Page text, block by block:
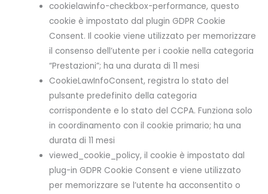
cookielawinfo-checkbox-performance, questo
cookie è impostato dal plugin GDPR Cookie
Consent. Il cookie viene utilizzato per memorizzare
il consenso dell’utente per i cookie nella categoria
“Prestazioni”; ha una durata di 11 mesi
CookieLawInfoConsent, registra lo stato del
pulsante predefinito della categoria
corrispondente e lo stato del CCPA. Funziona solo
in coordinamento con il cookie primario; ha una
durata di 11 mesi
viewed_cookie_policy, il cookie è impostato dal
plug-in GDPR Cookie Consent e viene utilizzato
per memorizzare se l’utente ha acconsentito o